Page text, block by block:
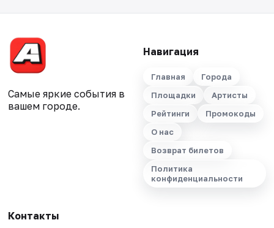
Самые яркие события в
вашем городе.
Навигация
Главная
Города
Площадки
Артисты
Рейтинги
Промокоды
О нас
Возврат билетов
Политика
конфиденциальности
Контакты